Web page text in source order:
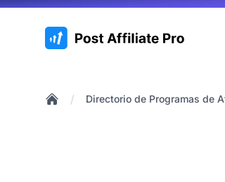
:site.title
/ Directorio de Programas de